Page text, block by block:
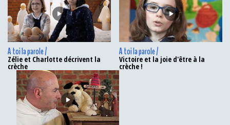
A toi la parole /
Zélie et Charlotte décrivent la
crèche
A toi la parole /
Victoire et la joie d'être à la
crèche !